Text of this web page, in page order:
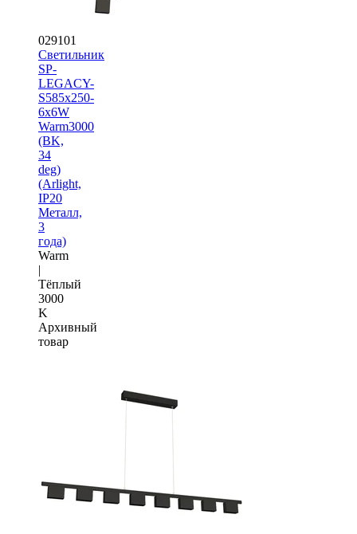
029101
Светильник
SP-
LEGACY-
S585x250-
6x6W
Warm3000
(BK,
34
deg)
(Arlight,
IP20
Металл,
3
года)
Warm
|
Тёплый
3000
K
Архивный
товар